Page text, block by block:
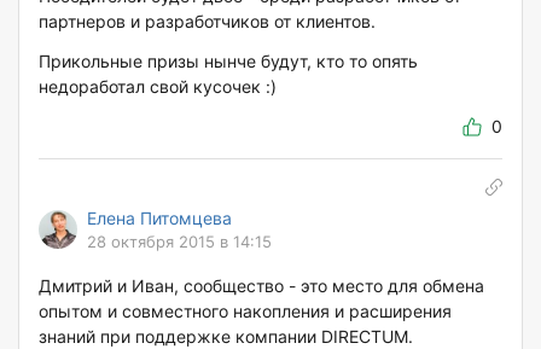
партнеров и разработчиков от клиентов.
Прикольные призы нынче будут, кто то опять
недоработал свой кусочек :)
0
Елена Питомцева
28 октября 2015 в 14:15
Дмитрий и Иван, сообщество - это место для обмена
опытом и совместного накопления и расширения
знаний при поддержке компании DIRECTUM.